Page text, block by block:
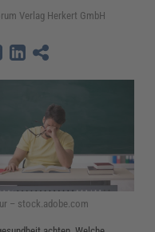
Verlag Herkert GmbH
– stock.adobe.com